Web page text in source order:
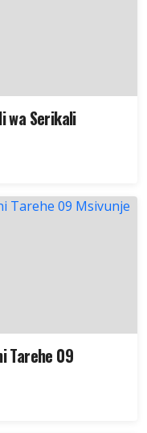
wa Serikali
Tarehe 09